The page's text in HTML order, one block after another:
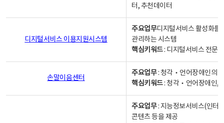
터, 추천데이터
디지털서비스 이용지원시스템
주요업무디지털서비스 활성화를
관리하는 시스템
핵심키워드: 디지털서비스 전문
손말이음센터
주요업무: 청각‧언어장애인의
핵심키워드: 청각‧언어장애인,
주요업무: 지능정보서비스(인터
콘텐츠 등을 제공